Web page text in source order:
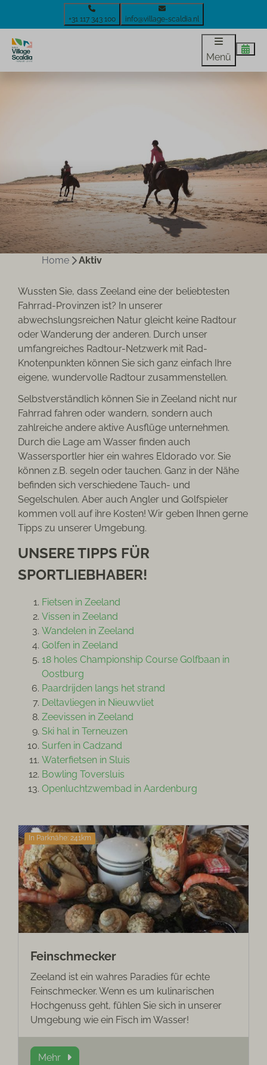
+31 117 343 100 info@village-scaldia.nl
Menü
Home Aktiv
Wussten Sie, dass Zeeland eine der beliebtesten
Fahrrad-Provinzen ist? In unserer
abwechslungsreichen Natur gleicht keine Radtour
oder Wanderung der anderen. Durch unser
umfangreiches Radtour-Netzwerk mit Rad-
Knotenpunkten können Sie sich ganz einfach Ihre
eigene, wundervolle Radtour zusammenstellen.
Selbstverständlich können Sie in Zeeland nicht nur
Fahrrad fahren oder wandern, sondern auch
zahlreiche andere aktive Ausflüge unternehmen.
Durch die Lage am Wasser finden auch
Wassersportler hier ein wahres Eldorado vor. Sie
können z.B. segeln oder tauchen. Ganz in der Nähe
befinden sich verschiedene Tauch- und
Segelschulen. Aber auch Angler und Golfspieler
kommen voll auf ihre Kosten! Wir geben Ihnen gerne
Tipps zu unserer Umgebung.
UNSERE TIPPS FÜR
SPORTLIEBHABER!
Fietsen in Zeeland
Vissen in Zeeland
Wandelen in Zeeland
Golfen in Zeeland
18 holes Championship Course Golfbaan in
Oostburg
Paardrijden langs het strand
Deltavliegen in Nieuwvliet
Zeevissen in Zeeland
Ski hal in Terneuzen
Surfen in Cadzand
Waterfietsen in Sluis
Bowling Toversluis
Openluchtzwembad in Aardenburg
In Parknähe: 241km
Feinschmecker
Zeeland ist ein wahres Paradies für echte
Feinschmecker. Wenn es um kulinarischen
Hochgenuss geht, fühlen Sie sich in unserer
Umgebung wie ein Fisch im Wasser!
Mehr